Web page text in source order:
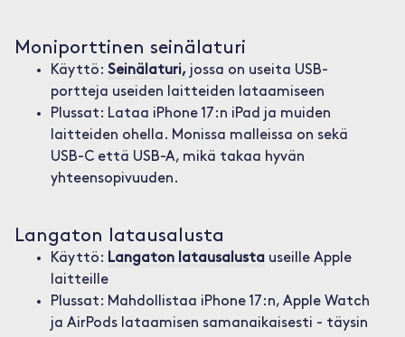
Moniporttinen seinälaturi
Käyttö: Seinälaturi,jossa on useita USB-
portteja useiden laitteiden lataamiseen
Plussat: Lataa iPhone 17:n iPad ja muiden
laitteiden ohella. Monissa malleissa on sekä
USB-C että USB-A, mikä takaa hyvän
yhteensopivuuden.
Langaton latausalusta
Käyttö: Langaton latausalustauseille Apple
laitteille
Plussat: Mahdollistaa iPhone 17:n, Apple Watch
ja AirPods lataamisen samanaikaisesti - täysin